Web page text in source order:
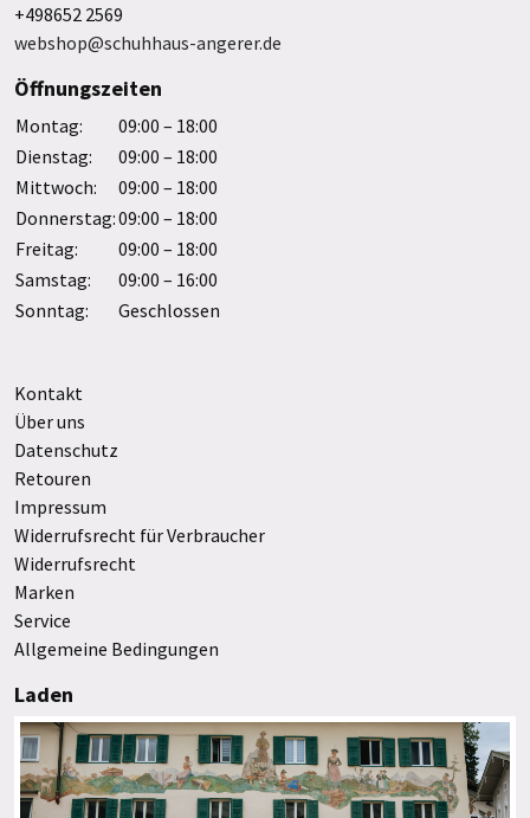
+498652 2569
webshop@schuhhaus-angerer.de
Öffnungszeiten
Montag:
09:00 – 18:00
Dienstag:
09:00 – 18:00
Mittwoch:
09:00 – 18:00
Donnerstag:09:00 – 18:00
Freitag:
09:00 – 18:00
Samstag:
09:00 – 16:00
Sonntag:
Geschlossen
Kontakt
Über uns
Datenschutz
Retouren
Impressum
Widerrufsrecht für Verbraucher
Widerrufsrecht
Marken
Service
Allgemeine Bedingungen
Laden